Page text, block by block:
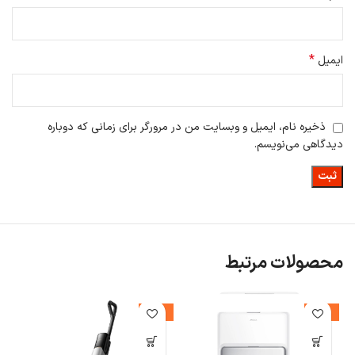
ایمیل *
ذخیره نام، ایمیل و وبسایت من در مرورگر برای زمانی که دوباره
دیدگاهی می‌نویسم.
محصولات مرتبط
-21%
-10%